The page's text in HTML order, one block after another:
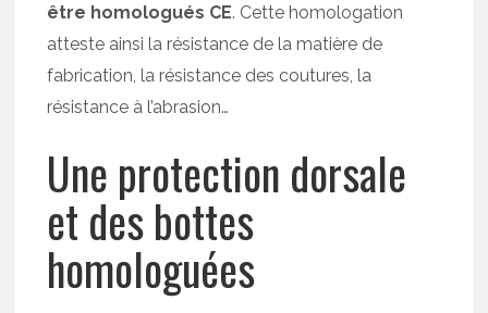
être homologués CE. Cette homologation
atteste ainsi la résistance de la matière de
fabrication, la résistance des coutures, la
résistance à l’abrasion…
Une protection dorsale
et des bottes
homologuées